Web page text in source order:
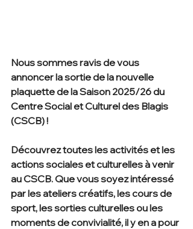
Nous sommes ravis de vous
annoncer la sortie de la nouvelle
plaquette de la Saison 2025/26 du
Centre Social et Culturel des Blagis
(CSCB) !
Découvrez toutes les activités et les
actions sociales et culturelles à venir
au CSCB. Que vous soyez intéressé
par les ateliers créatifs, les cours de
sport, les sorties culturelles ou les
moments de convivialité, il y en a pour